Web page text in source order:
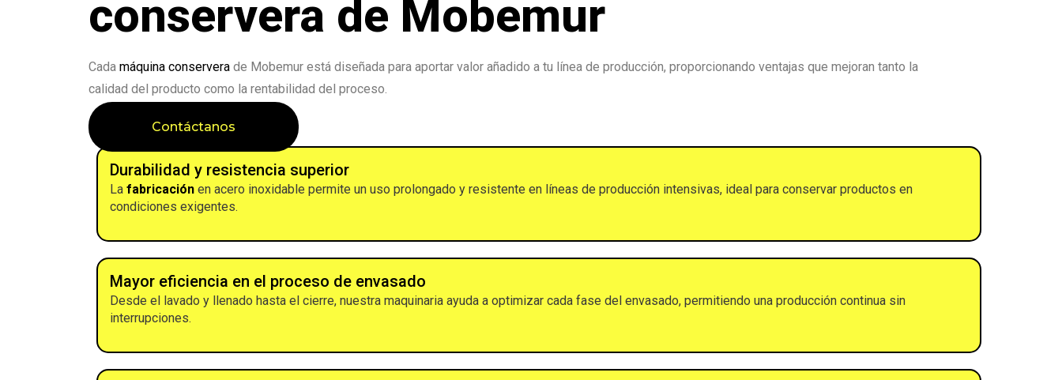
conservera de Mobemur
Cada máquina conservera de Mobemur está diseñada para aportar valor añadido a tu línea de producción, proporcionando ventajas que mejoran tanto la
calidad del producto como la rentabilidad del proceso.
Contáctanos
Durabilidad y resistencia superior
La fabricación en acero inoxidable permite un uso prolongado y resistente en líneas de producción intensivas, ideal para conservar productos en
condiciones exigentes.
Mayor eficiencia en el proceso de envasado
Desde el lavado y llenado hasta el cierre, nuestra maquinaria ayuda a optimizar cada fase del envasado, permitiendo una producción continua sin
interrupciones.